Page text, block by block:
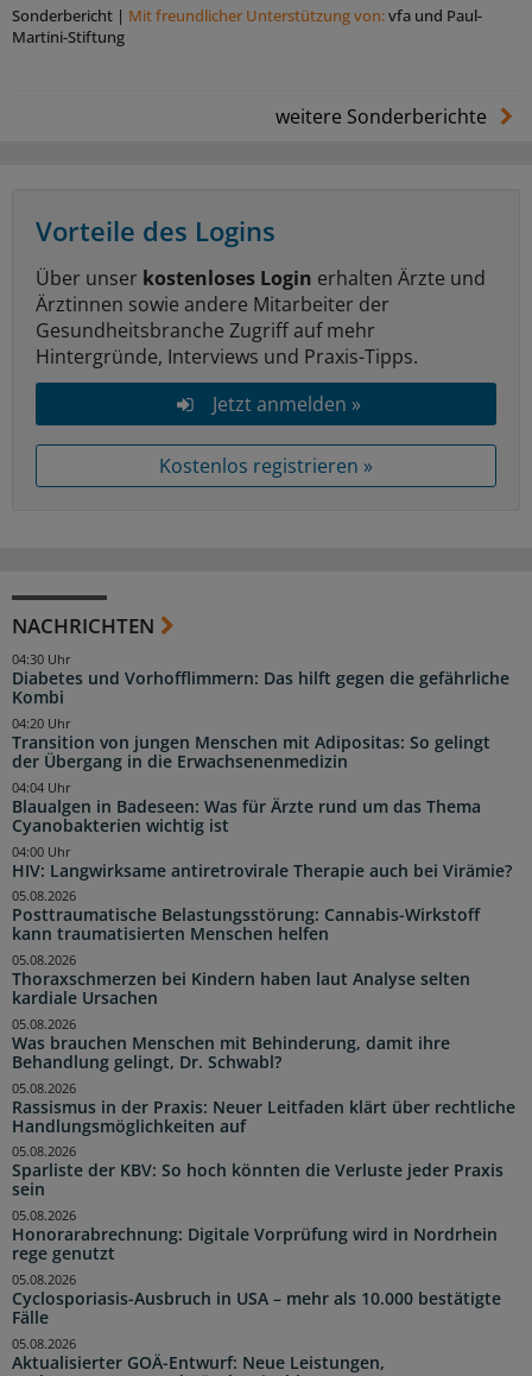
Sonderbericht | Mit freundlicher Unterstützung von:vfa und Paul-
Martini-Stiftung
weitere Sonderberichte
Vorteile des Logins
Über unser kostenloses Login erhalten Ärzte und
Ärztinnen sowie andere Mitarbeiter der
Gesundheitsbranche Zugriff auf mehr
Hintergründe, Interviews und Praxis-Tipps.
Jetzt anmelden »
Kostenlos registrieren »
NACHRICHTEN
Diabetes und Vorhofflimmern: Das hilft gegen die gefährliche
Kombi
04:30 Uhr
Transition von jungen Menschen mit Adipositas: So gelingt
der Übergang in die Erwachsenenmedizin
04:20 Uhr
Blaualgen in Badeseen: Was für Ärzte rund um das Thema
Cyanobakterien wichtig ist
04:04 Uhr
HIV: Langwirksame antiretrovirale Therapie auch bei Virämie?
04:00 Uhr
Posttraumatische Belastungsstörung: Cannabis-Wirkstoff
kann traumatisierten Menschen helfen
05.08.2026
Thoraxschmerzen bei Kindern haben laut Analyse selten
kardiale Ursachen
05.08.2026
Was brauchen Menschen mit Behinderung, damit ihre
Behandlung gelingt, Dr. Schwabl?
05.08.2026
Rassismus in der Praxis: Neuer Leitfaden klärt über rechtliche
Handlungsmöglichkeiten auf
05.08.2026
Sparliste der KBV: So hoch könnten die Verluste jeder Praxis
sein
05.08.2026
Honorarabrechnung: Digitale Vorprüfung wird in Nordrhein
rege genutzt
05.08.2026
Cyclosporiasis-Ausbruch in USA – mehr als 10.000 bestätigte
Fälle
05.08.2026
Aktualisierter GOÄ-Entwurf: Neue Leistungen,
05.08.2026